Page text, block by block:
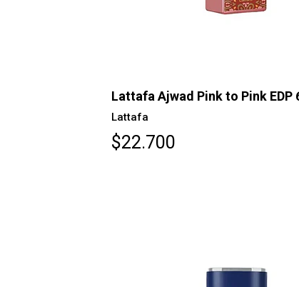
Lattafa Ajwad Pink to Pink EDP
Lattafa
$22.700